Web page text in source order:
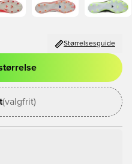
Størrelsesguide
tilmelde dig som medlem
(valgfrit)